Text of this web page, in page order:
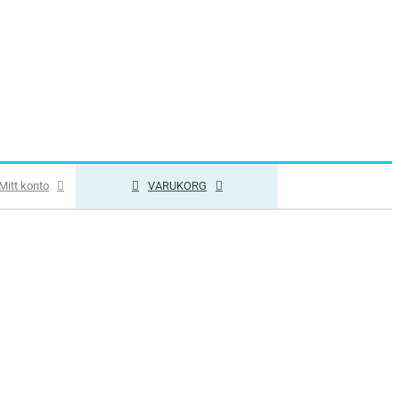
Mitt konto VARUKORG